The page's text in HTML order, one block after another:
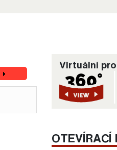
Virtuální
OTEVÍRACÍ